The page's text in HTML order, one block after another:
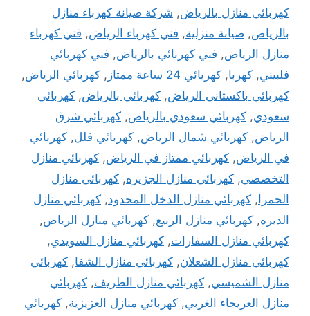
كهربائي منازل بالرياض, شركة صيانة كهرباء منازل
بالرياض, صيانة منزلية, فني كهرباء الرياض, فني كهرباء
منازل الرياض, فني كهربائي بالرياض, فني كهربائي
فلبيني, كهربا, كهربائي 24 ساعة ممتاز , كهربائي الرياض,
كهربائي باكستاني الرياض, كهربائي بالرياض, كهربائي
سعودي, كهربائي سعودي بالرياض, كهربائي شرق
الرياض, كهربائي شمال الرياض, كهربائي فلل, كهربائي
في الرياض, كهربائي ممتاز في الرياض, كهربائي منازل
التخصصي, كهربائي منازل الجزيره, كهربائي منازل
الحمرا , كهربائي منازل الدخل المحدود, كهربائي منازل
الديره, كهربائي منازل الربيع, كهربائي منازل الرياض,
كهربائي منازل السفارات, كهربائي منازل السويدي,
كهربائي منازل الشعلان, كهربائي منازل الشفا, كهربائي
منازل الشميسي, كهربائي منازل الطريف, كهربائي
منازل العريجاء الغربي, كهربائي منازل العزيزية, كهربائي